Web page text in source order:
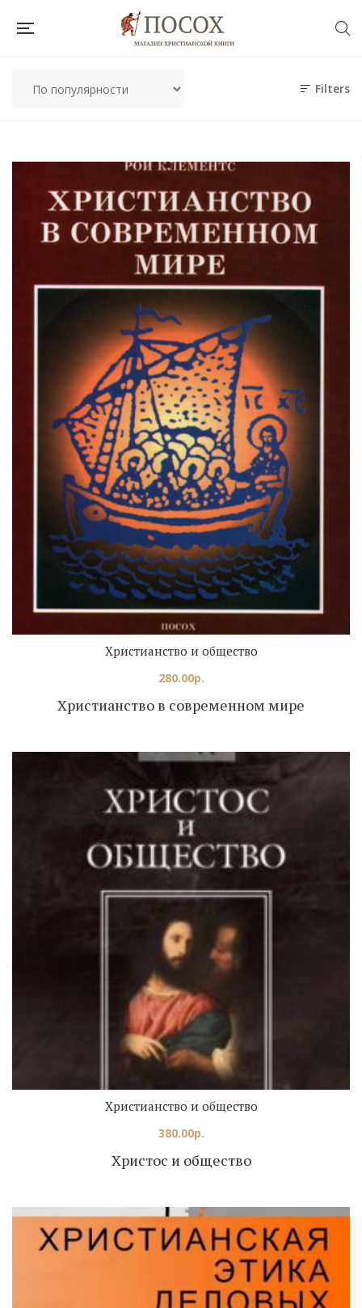
Filters
Христианство в современном мире
Христианство и общество
280.00р.
Христос и общество
Христианство и общество
380.00р.